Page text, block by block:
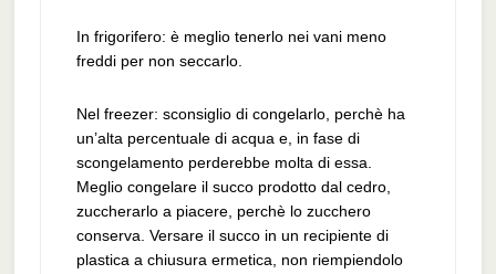
In frigorifero: è meglio tenerlo nei vani meno
freddi per non seccarlo.
Nel freezer: sconsiglio di congelarlo, perchè ha
un’alta percentuale di acqua e, in fase di
scongelamento perderebbe molta di essa.
Meglio congelare il succo prodotto dal cedro,
zuccherarlo a piacere, perchè lo zucchero
conserva. Versare il succo in un recipiente di
plastica a chiusura ermetica, non riempiendolo